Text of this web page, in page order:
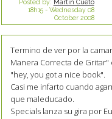
Posted by: Martín Cueto
18h15- Wednesday 08
October 2008
Termino de ver por la
Manera Correcta de Gritar"
"hey, you got a nice book".
Casi me infarto cuando
que maleducado.
Specials lanza su gira por